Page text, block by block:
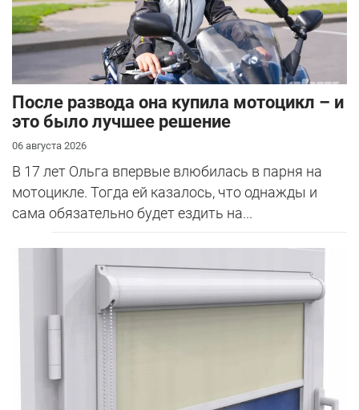
После развода она купила мотоцикл – и
это было лучшее решение
06 августа 2026
В 17 лет Ольга впервые влюбилась в парня на
мотоцикле. Тогда ей казалось, что однажды и
сама обязательно будет ездить на...